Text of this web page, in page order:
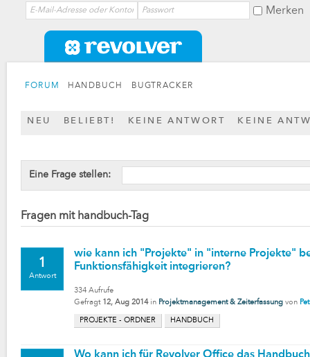
Merken
FORUM HANDBUCH BUGTRACKER
NEU BELIEBT! KEINE ANTWORT KEINE
Eine Frage stellen:
Fragen mit handbuch-Tag
1
Antwort
wie kann ich "Projekte" in "interne Projekte"
Funktionsfähigkeit integrieren?
334 Aufrufe
Gefragt 12, Aug 2014 in Projektmanagement & Zeiterfassung von
PROJEKTE - ORDNER HANDBUCH